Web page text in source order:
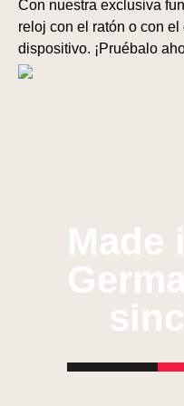
Con nuestra exclusiva
reloj con el ratón o con
dispositivo. ¡Pruébalo
Made